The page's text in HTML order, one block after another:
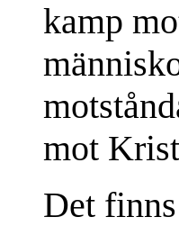
kamp
mot
Det